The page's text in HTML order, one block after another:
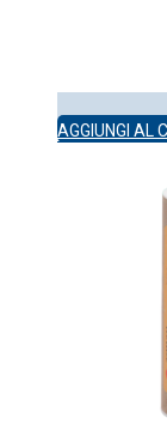
AGGIUNGI AL